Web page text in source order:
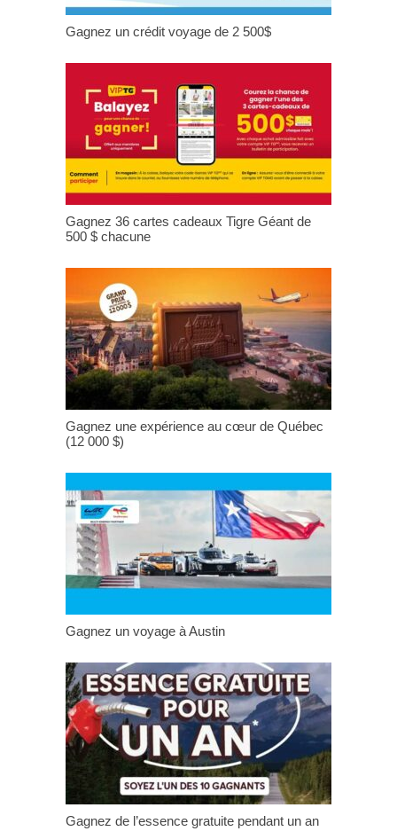
Gagnez un crédit voyage de 2 500$
Gagnez 36 cartes cadeaux Tigre Géant de
500 $ chacune
Gagnez une expérience au cœur de Québec
(12 000 $)
Gagnez un voyage à Austin
Gagnez de l’essence gratuite pendant un an